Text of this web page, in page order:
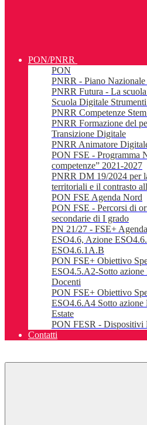
PON/PNRR
PON
PNRR - Piano
PNRR Futura - La
Scuola Digitale
PNRR Competenze
PNRR Formazione del
Transizione Digitale
PNRR Animatore
PON FSE - Programma
competenze” 2021-2027
PNRR DM 19/2024 per
territoriali e il contrasto
PON FSE Agenda Nord
PON FSE - Percorsi di
secondarie di I grado
PN 21/27 - FSE+
ESO4.6, Azione
ESO4.6.1A.B
PON FSE+ Obiettivo
ESO4.5.A2-Sotto
Docenti
PON FSE+ Obiettivo
ESO4.6.A4 Sotto
Estate
PON FESR - Dispositivi
Contatti